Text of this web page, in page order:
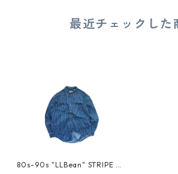
最近チェックした
80s-90s "LLBean" STRIPE S